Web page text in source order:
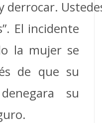
derrocar.
El incidente
la mujer se
de que su
su